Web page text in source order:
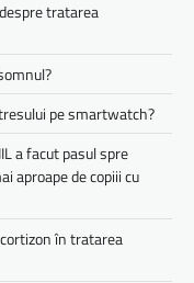
tratarea
pe smartwatch?
a facut pasul spre
aproape de copiii cu
în tratarea